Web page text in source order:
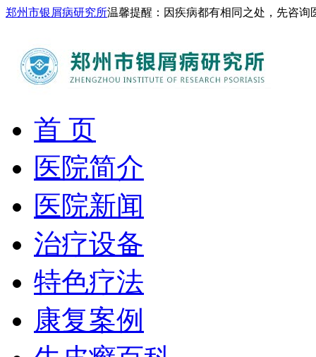
郑州市银屑病研究所温馨提醒：因疾病都有相同之处，先咨
首 页
医院简介
医院新闻
治疗设备
特色疗法
康复案例